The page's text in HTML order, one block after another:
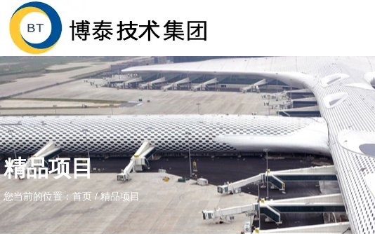
精品项目
您当前的位置：首页 /精品项目